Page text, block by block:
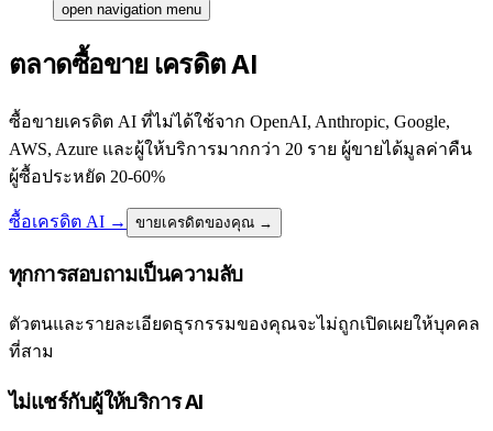
open navigation menu
ตลาดซื้อขาย เครดิต AI
ซื้อขายเครดิต AI ที่ไม่ได้ใช้จาก OpenAI, Anthropic, Google,
AWS, Azure และผู้ให้บริการมากกว่า 20 ราย ผู้ขายได้มูลค่าคืน
ผู้ซื้อประหยัด 20-60%
ซื้อเครดิต AI → ขายเครดิตของคุณ →
ทุกการสอบถามเป็นความลับ
ตัวตนและรายละเอียดธุรกรรมของคุณจะไม่ถูกเปิดเผยให้บุคคล
ที่สาม
ไม่แชร์กับผู้ให้บริการ AI